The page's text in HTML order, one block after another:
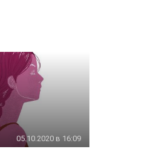
05.10.2020 в 16:09